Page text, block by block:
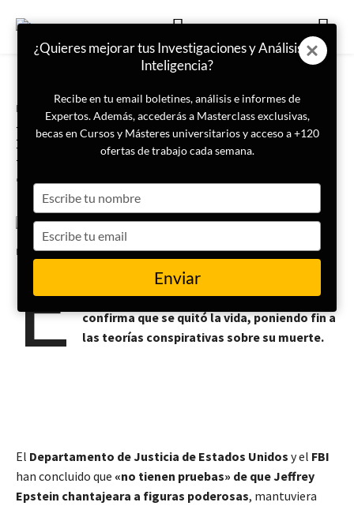
Portada
El FBI niega que exista la lista
Epstein y asegura que el magnate
se suicidó
LISA News
E
l informe oficial descarta la existencia de
chantaje y asesinato del magnate y
confirma que se quitó la vida, poniendo fin a
las teorías conspirativas sobre su muerte.
El Departamento de Justicia de Estados Unidos y el FBI
han concluido que «no tienen pruebas» de que Jeffrey
Epstein chantajeara a figuras poderosas, mantuviera
¿Quieres mejorar tus Investigaciones y Análisis de
Inteligencia?
Recibe en tu email boletines, análisis e informes de
Expertos. Además, accederás a Masterclass exclusivas,
becas en Cursos y Másteres universitarios y acceso a +120
ofertas de trabajo cada semana.
your
name
your
email
Enviar